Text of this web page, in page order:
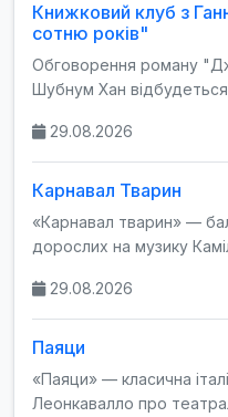
Книжковий клуб з
сотню років"
Обговорення роману
Шубнум Хан
29.08.2026
Карнавал Тварин
«Карнавал тварин» —
дорослих на музику
29.08.2026
Паяци
«Паяци» — класична
Леонкавалло про